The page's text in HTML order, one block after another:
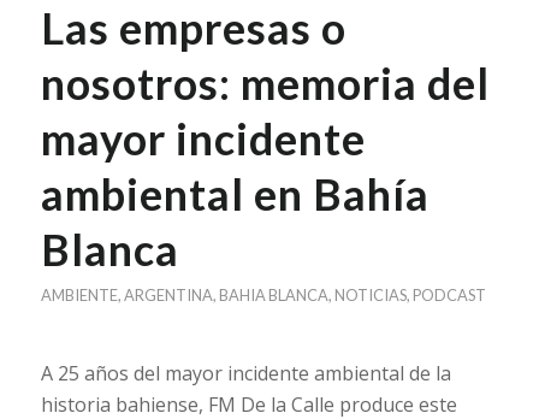
Las empresas o
nosotros: memoria del
mayor incidente
ambiental en Bahía
Blanca
AMBIENTE,ARGENTINA, BAHIA BLANCA, NOTICIAS, PODCAST
A 25 años del mayor incidente ambiental de la
historia bahiense, FM De la Calle produce este